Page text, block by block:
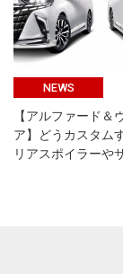
NEWS
【アルファード＆
ア】どうカスタム
リアスポイラーや